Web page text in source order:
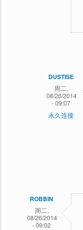
DUSTISE
周二,
08/26/2014
- 09:07
永久连接
ROBBIN
周二,
08/26/2014
- 09:02